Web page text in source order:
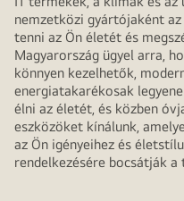
nemzetközi gyártójaként
tenni az Ön életét és
Magyarország ügyel arra,
könnyen kezelhetők,
energiatakarékosak
élni az életét, és közben
eszközöket kínálunk,
az Ön igényeihez és
rendelkezésére bocsátják